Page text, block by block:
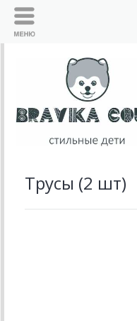
Трусы (2 шт)